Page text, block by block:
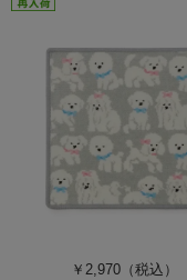
￥2,970 （税込）